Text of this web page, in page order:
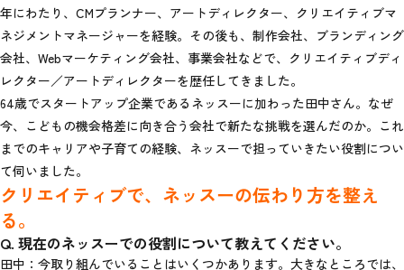
年にわたり、CMプランナー、アートディレクター、クリエイティブマ
ネジメントマネージャーを経験。その後も、制作会社、ブランディング
会社、Webマーケティング会社、事業会社などで、クリエイティブディ
レクター／アートディレクターを歴任してきました。
64歳でスタートアップ企業であるネッスーに加わった田中さん。なぜ
今、こどもの機会格差に向き合う会社で新たな挑戦を選んだのか。これ
までのキャリアや子育ての経験、ネッスーで担っていきたい役割につい
て伺いました。
クリエイティブで、ネッスーの伝わり方を整え
る。
Q. 現在のネッスーでの役割について教えてください。
田中：今取り組んでいることはいくつかあります。大きなところでは、